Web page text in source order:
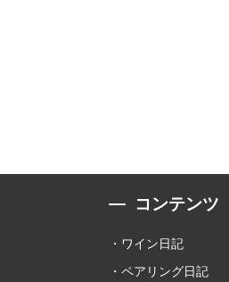
コンテンツ
ワイン日記
ペアリング日記